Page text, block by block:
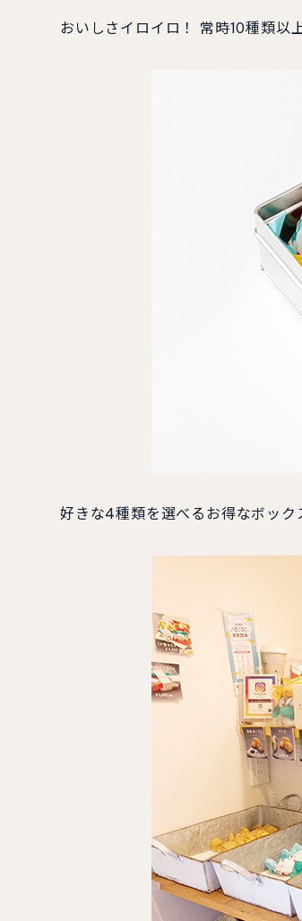
おいしさイロイロ！ 常時10種類以
好きな4種類を選べるお得なボック